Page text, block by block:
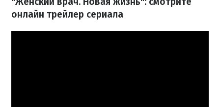
онлайн трейлер сериала